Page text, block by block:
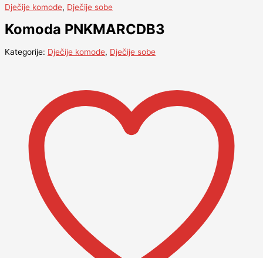
Dječije komode, Dječije sobe
Komoda PNKMARCDB3
Kategorije: Dječije komode, Dječije sobe